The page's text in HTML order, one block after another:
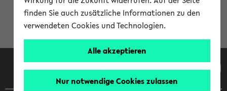
finden Sie auch zusätzliche Informationen zu den
verwendeten Cookies und Technologien.
Alle akzeptieren
Nur notwendige Cookies zulassen